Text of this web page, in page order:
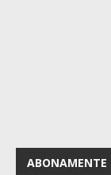
ABONAMENTE